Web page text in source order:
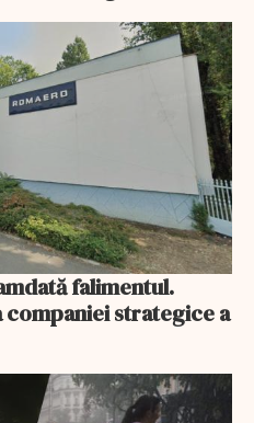
falimentul.
strategice a